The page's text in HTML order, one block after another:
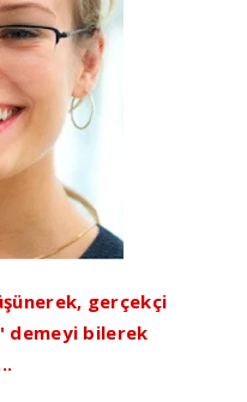
gerçekçi
demeyi bilerek